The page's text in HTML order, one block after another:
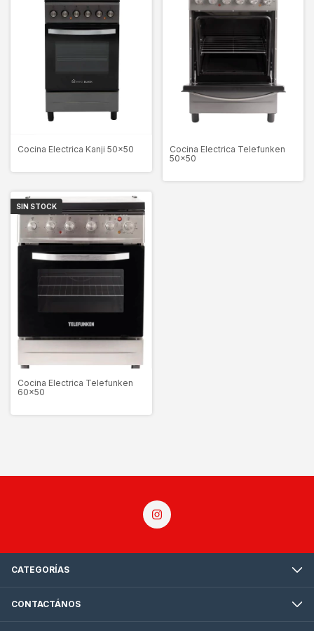
Cocina Electrica Kanji 50x50
Cocina Electrica Telefunken
50x50
SIN STOCK
Cocina Electrica Telefunken
60x50
CATEGORÍAS
CONTACTÁNOS